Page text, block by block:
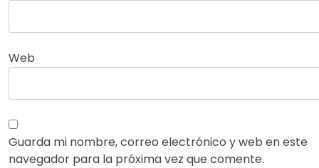
Web
Guarda mi nombre, correo electrónico y web en este
navegador para la próxima vez que comente.